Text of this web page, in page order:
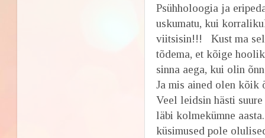
Psühholoogia ja
uskumatu, kui
viitsisin!!! Kust ma
tõdema, et kõige
sinna aega, kui olin
Ja mis ained olen
Veel leidsin hästi
läbi kolmekümne
küsimused pole